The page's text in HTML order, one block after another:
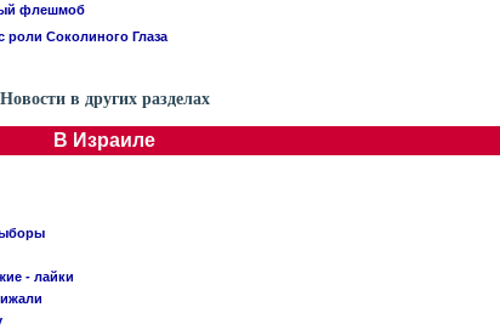
флешмоб
роли Соколиного Глаза
Новости в других разделах
В Израиле
- лайки